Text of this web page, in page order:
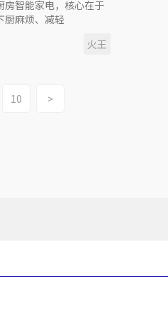
房智能家电，核心在于
厨麻烦、减轻
火王
10 >